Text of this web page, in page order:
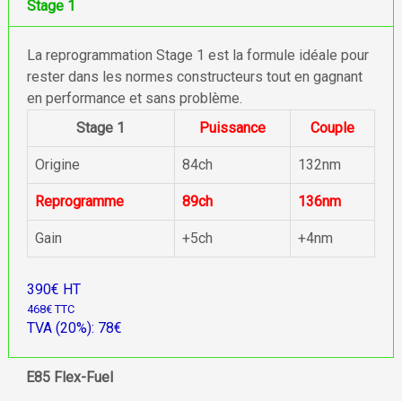
Stage 1
La reprogrammation Stage 1 est la formule idéale pour
rester dans les normes constructeurs tout en gagnant
en performance et sans problème.
Stage 1
Puissance Couple
Origine 84ch 132nm
Reprogramme 89ch 136nm
Gain +5ch +4nm
390€ HT
468€ TTC
TVA (20%): 78€
E85 Flex-Fuel